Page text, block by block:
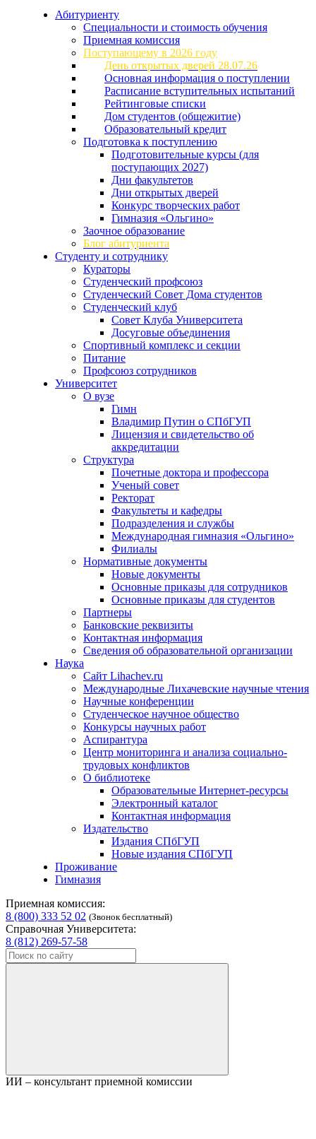
Абитуриенту
Специальности и стоимость обучения
Приемная комиссия
Поступающему в 2026 году
День открытых дверей 28.07.26
Основная информация о поступлении
Расписание вступительных испытаний
Рейтинговые списки
Дом студентов (общежитие)
Образовательный кредит
Подготовка к поступлению
Подготовительные курсы (для
поступающих 2027)
Дни факультетов
Дни открытых дверей
Конкурс творческих работ
Гимназия «Ольгино»
Заочное образование
Блог абитуриента
Студенту и сотруднику
Кураторы
Студенческий профсоюз
Студенческий Совет Дома студентов
Студенческий клуб
Совет Клуба Университета
Досуговые объединения
Спортивный комплекс и секции
Питание
Профсоюз сотрудников
Университет
О вузе
Гимн
Владимир Путин о СПбГУП
Лицензия и свидетельство об
аккредитации
Структура
Почетные доктора и профессора
Ученый совет
Ректорат
Факультеты и кафедры
Подразделения и службы
Международная гимназия «Ольгино»
Филиалы
Нормативные документы
Новые документы
Основные приказы для сотрудников
Основные приказы для студентов
Партнеры
Банковские реквизиты
Контактная информация
Сведения об образовательной организации
Наука
Сайт Lihachev.ru
Международные Лихачевские научные чтения
Научные конференции
Студенческое научное общество
Конкурсы научных работ
Аспирантура
Центр мониторинга и анализа социально-
трудовых конфликтов
О библиотеке
Образовательные Интернет-ресурсы
Электронный каталог
Контактная информация
Издательство
Издания СПбГУП
Новые издания СПбГУП
Проживание
Гимназия
Приемная комиссия:
8 (800) 333 52 02 (Звонок бесплатный)
Справочная Университета:
8 (812) 269-57-58
ИИ – консультант приемной комиссии